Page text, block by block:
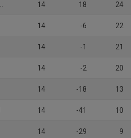
14 18 24
14 -6 22
14 -1 21
14 -2 20
14 -18 13
14 -41 10
14 -29 9